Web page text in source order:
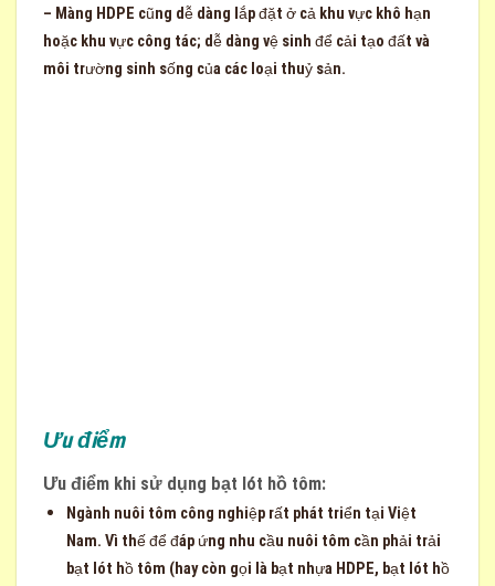
– Màng HDPE cũng dễ dàng lắp đặt ở cả khu vực khô hạn
hoặc khu vực công tác; dễ dàng vệ sinh để cải tạo đất và
môi trường sinh sống của các loại thuỷ sản.
Ưu điểm
Ưu điểm khi sử dụng bạt lót hồ tôm:
Ngành nuôi tôm công nghiệp rất phát triển tại Việt
Nam. Vì thế để đáp ứng nhu cầu nuôi tôm cần phải trải
bạt lót hồ tôm (hay còn gọi là bạt nhựa HDPE, bạt lót hồ